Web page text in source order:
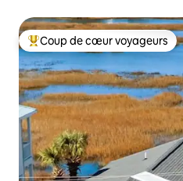
Coups de cœur voyageurs les
Coup de cœur voyageurs